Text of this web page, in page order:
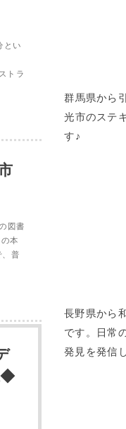
とい
トラ
図書
本
、普
◆
群馬県から
光市のステ
す♪
長野県から
です。日常
発見を発信